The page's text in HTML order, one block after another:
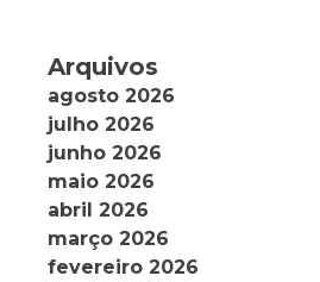
Arquivos
agosto 2026
julho 2026
junho 2026
maio 2026
abril 2026
março 2026
fevereiro 2026